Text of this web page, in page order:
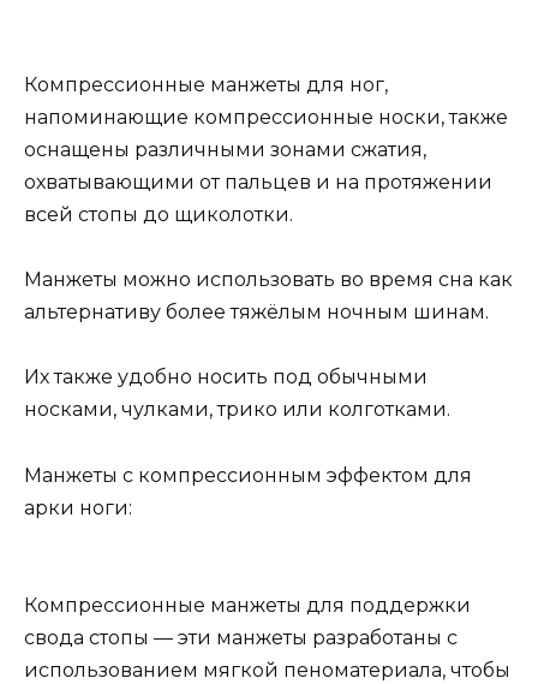
Компрессионные манжеты для ног,
напоминающие компрессионные носки, также
оснащены различными зонами сжатия,
охватывающими от пальцев и на протяжении
всей стопы до щиколотки.
Манжеты можно использовать во время сна как
альтернативу более тяжёлым ночным шинам.
Их также удобно носить под обычными
носками, чулками, трико или колготками.
Манжеты с компрессионным эффектом для
арки ноги:
Компрессионные манжеты для поддержки
свода стопы — эти манжеты разработаны с
использованием мягкой пеноматериала, чтобы